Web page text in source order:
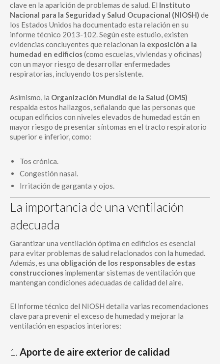
clave en la aparición de problemas de salud. El Instituto
Nacional para la Seguridad y Salud Ocupacional (NIOSH) de
los Estados Unidos ha documentado esta relación en su
informe técnico 2013-102. Según este estudio, existen
evidencias concluyentes que relacionan la exposición a la
humedad en edificios(como escuelas, viviendas y oficinas)
con un mayor riesgo de desarrollar enfermedades
respiratorias, incluyendo tos persistente.
Asimismo, la Organización Mundial de la Salud (OMS)
respalda estos hallazgos, señalando que las personas que
ocupan edificios con niveles elevados de humedad están en
mayor riesgo de presentar síntomas en el tracto respiratorio
superior e inferior, como:
Tos crónica.
Congestión nasal.
Irritación de garganta y ojos.
La importancia de una ventilación
adecuada
Garantizar una ventilación óptima en edificios es esencial
para evitar problemas de salud relacionados con la humedad.
Además, es una obligación de los responsables de estas
construcciones implementar sistemas de ventilación que
mantengan condiciones adecuadas de calidad del aire.
El informe técnico del NIOSH detalla varias recomendaciones
clave para prevenir el exceso de humedad y mejorar la
ventilación en espacios interiores:
1. Aporte de aire exterior de calidad